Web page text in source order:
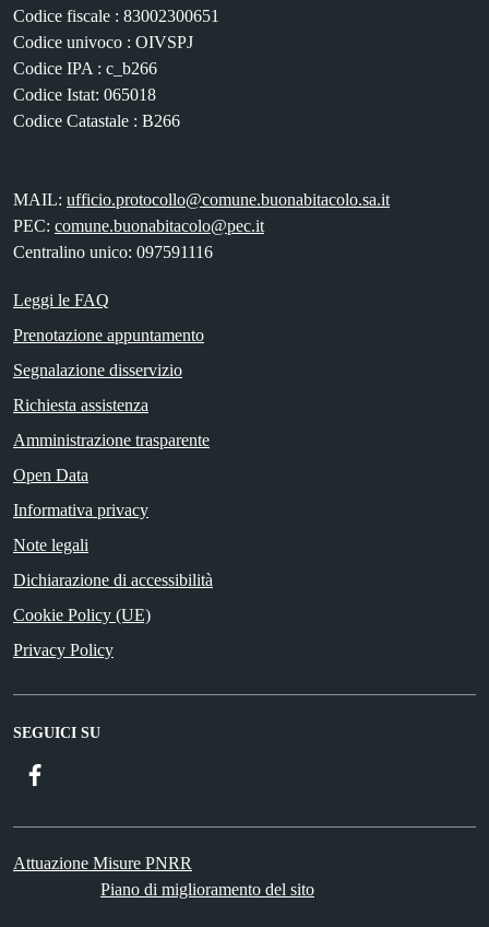
Codice fiscale : 83002300651
Codice univoco : OIVSPJ
Codice IPA : c_b266
Codice Istat: 065018
Codice Catastale : B266
MAIL: ufficio.protocollo@comune.buonabitacolo.sa.it
PEC: comune.buonabitacolo@pec.it
Centralino unico: 097591116
Leggi le FAQ
Prenotazione appuntamento
Segnalazione disservizio
Richiesta assistenza
Amministrazione trasparente
Open Data
Informativa privacy
Note legali
Dichiarazione di accessibilità
Cookie Policy (UE)
Privacy Policy
SEGUICI SU
Attuazione Misure PNRR
Piano di miglioramento del sito